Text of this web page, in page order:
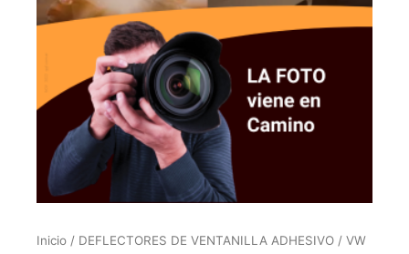
Inicio / DEFLECTORES DE VENTANILLA ADHESIVO / VW